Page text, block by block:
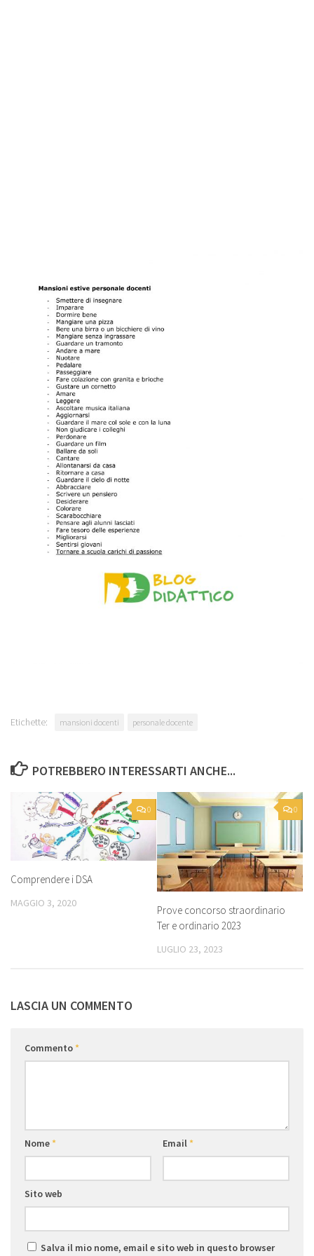
Etichette: mansioni docenti personale docente
POTREBBERO INTERESSARTI ANCHE...
0
Comprendere i DSA
MAGGIO 3, 2020
0
Prove concorso straordinario
Ter e ordinario 2023
LUGLIO 23, 2023
LASCIA UN COMMENTO
Commento*
Nome* Email *
Sito web
Salva il mio nome, email e sito web in questo browser